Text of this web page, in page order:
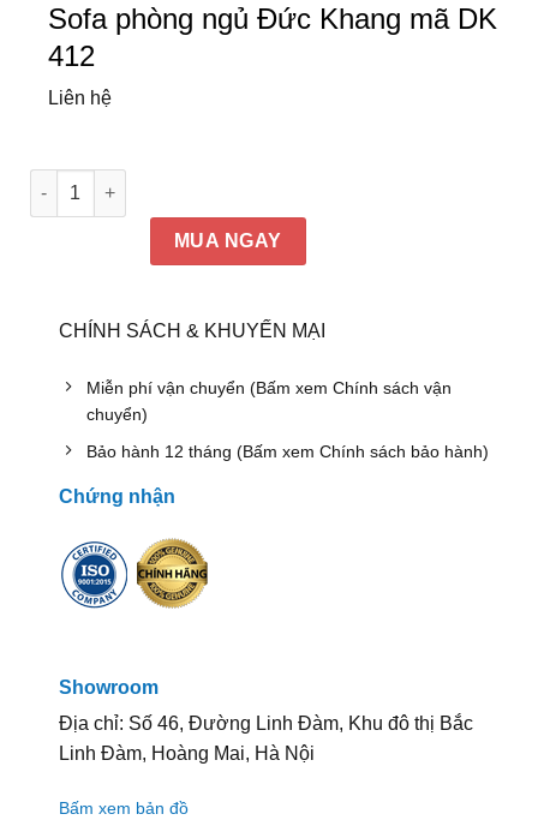
Sofa phòng ngủ Đức Khang mã DK
412
Liên hệ
Sofa phòng ngủ Đức Khang mã DK 412 số lượng
MUA NGAY
CHÍNH SÁCH & KHUYẾN MẠI
Miễn phí vận chuyển (Bấm xem Chính sách vận
chuyển)
Bảo hành 12 tháng (Bấm xem Chính sách bảo hành)
Chứng nhận
Showroom
Địa chỉ: Số 46, Đường Linh Đàm, Khu đô thị Bắc
Linh Đàm, Hoàng Mai, Hà Nội
Bấm xem bản đồ